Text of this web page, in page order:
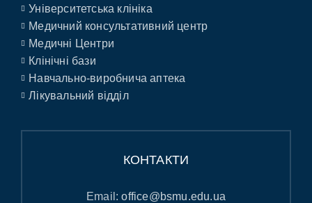
Університетська клініка
Медичний консультативний центр
Медичні Центри
Клінічні бази
Навчально-виробнича аптека
Лікувальний відділ
КОНТАКТИ
Email:office@bsmu.edu.ua